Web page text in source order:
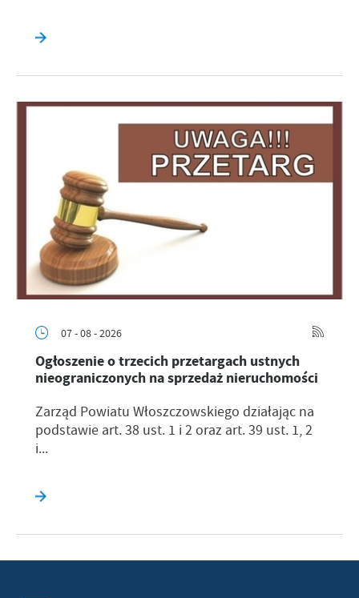
07 - 08 - 2026
Ogłoszenie o trzecich przetargach ustnych
nieograniczonych na sprzedaż nieruchomości
Zarząd Powiatu Włoszczowskiego działając na
podstawie art. 38 ust. 1 i 2 oraz art. 39 ust. 1, 2
i...